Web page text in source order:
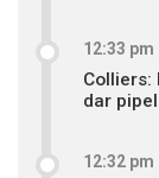
12:33 pm
Colliers:
dar
12:32 pm